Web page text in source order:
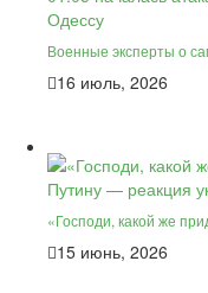
Военные эксперты о
16 июль, 2026
«Господи, какой же
15 июнь, 2026